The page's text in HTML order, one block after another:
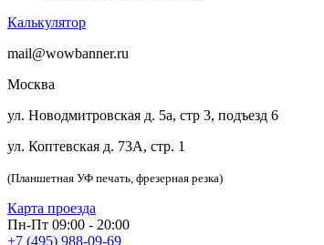
Калькулятор
mail@wowbanner.ru
Москва
ул. Новодмитровская д. 5а, стр 3, подъезд 6
ул. Коптевская д. 73А, стр. 1
(Планшетная УФ печать, фрезерная резка)
Карта проезда
Пн-Пт 09:00 - 20:00
+7 (495) 988-09-69